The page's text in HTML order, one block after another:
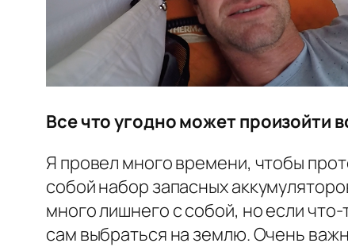
Все что угодно может произойти
Я провел много времени, чтобы
собой набор запасных
много лишнего с собой, но если
сам выбраться на землю. Очень